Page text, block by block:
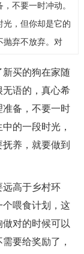
不要一时冲动。
光，但你却是它的
抛弃不放弃。对
新买的狗在家随
语的，真心希
备，不要一时
的一段时光，
养，就要做到
远高于乡村环
喂食计划，这
对的时候可以
要给奖励了，